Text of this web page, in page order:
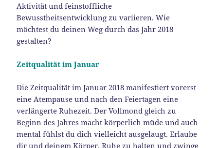
Aktivität und feinstoffliche
Bewusstheitsentwicklung zu variieren. Wie
möchtest du deinen Weg durch das Jahr 2018
gestalten?
Zeitqualität im Januar
Die Zeitqualität im Januar 2018 manifestiert vorerst
eine Atempause und nach den Feiertagen eine
verlängerte Ruhezeit. Der Vollmond gleich zu
Beginn des Jahres macht körperlich müde und auch
mental fühlst du dich vielleicht ausgelaugt. Erlaube
dir und deinem Körper, Ruhe zu halten und zwinge